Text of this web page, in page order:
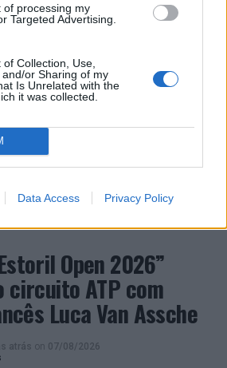
of processing my
Targeted Advertising.
Collection, Use,
or Sharing of my
Is Unrelated with the
it was collected.
Data Access Privacy Policy
o cérebro humano evoluiu
de estímulos, mas hoje
frequentes de atenção. Para
uma carga elevada ao córtex
pelo planejamento e controle
que plataformas digitais também
a fadiga mental, a dificuldade de
ativas na memória e
de sobrecarga, enquanto o stress
os níveis de cortisol e
cognitivo.
digital provoque mudanças
Open 2026”
circuito ATP com
Luca Van Assche
atrás on 07/08/2026